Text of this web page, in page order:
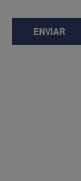
ENVIAR